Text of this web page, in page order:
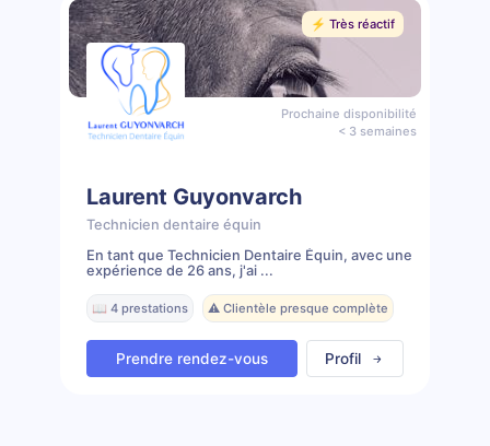
⚡️ Très réactif
Prochaine disponibilité
< 3 semaines
Laurent Guyonvarch
Technicien dentaire équin
En tant que Technicien Dentaire Équin, avec une
expérience de 26 ans, j'ai ...
📖 4 prestations ⚠️ Clientèle presque complète
Prendre rendez-vous Profil